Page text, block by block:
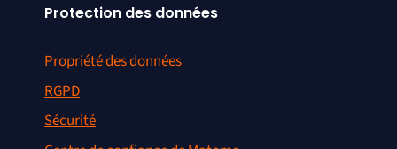
Protection des données
Propriété des données
RGPD
Sécurité